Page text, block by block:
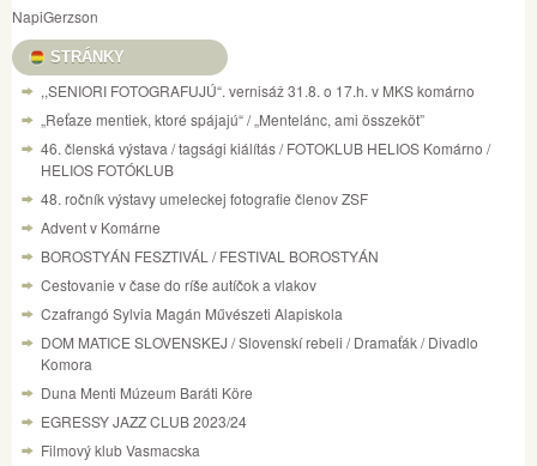
NapiGerzson
STRÁNKY
,,SENIORI FOTOGRAFUJÚ“. vernisáž 31.8. o 17.h. v MKS komárno
„Reťaze mentiek, ktoré spájajú“ / „Mentelánc, ami összeköt”
46. členská výstava / tagsági kiálítás / FOTOKLUB HELIOS Komárno /
HELIOS FOTÓKLUB
48. ročník výstavy umeleckej fotografie členov ZSF
Advent v Komárne
BOROSTYÁN FESZTIVÁL / FESTIVAL BOROSTYÁN
Cestovanie v čase do ríše autíčok a vlakov
Czafrangó Sylvia Magán Művészeti Alapiskola
DOM MATICE SLOVENSKEJ / Slovenskí rebeli / Dramaťák / Divadlo
Komora
Duna Menti Múzeum Baráti Köre
EGRESSY JAZZ CLUB 2023/24
Filmový klub Vasmacska